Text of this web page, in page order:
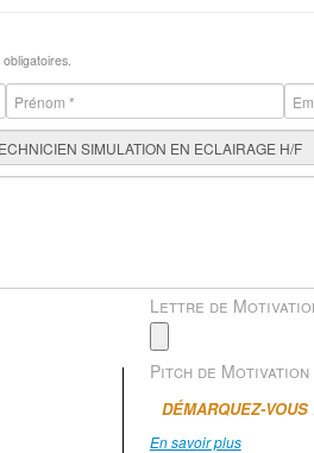
Lettre de
Pitch de Motivation
DÉMARQUEZ-VOUS
En savoir plus